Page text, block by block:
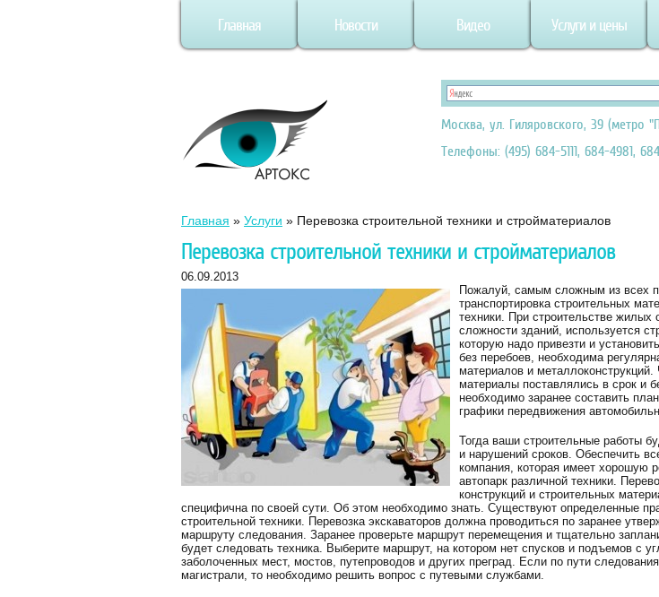
Главная Новости Видео Услуги и цены
Москва, ул. Гиляровского, 39 (метро
Телефоны: (495) 684-5111, 684-4981,
Главная » Услуги » Перевозка строительной техники и стройматериалов
Перевозка строительной техники и стройматериалов
06.09.2013
Пожалуй, самым сложным из всех
транспортировка строительных
техники. При строительстве жилых
сложности зданий, используется
которую надо привезти и
без перебоев, необходима
материалов и
материалы поставлялись в срок и
необходимо заранее составить
графики передвижения
Тогда ваши строительные работы
и нарушений сроков. Обеспечить
компания, которая имеет хорошую
автопарк различной техники.
конструкций и строительных
специфична по своей сути. Об этом необходимо знать. Существуют определенные
строительной техники. Перевозка экскаваторов должна проводиться по заранее
маршруту следования. Заранее проверьте маршрут перемещения и тщательно
будет следовать техника. Выберите маршрут, на котором нет спусков и подъемов с
заболоченных мест, мостов, путепроводов и других преград. Если по пути
магистрали, то необходимо решить вопрос с путевыми службами.